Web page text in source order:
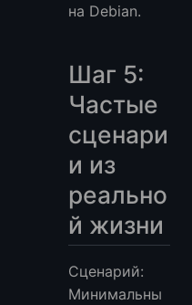
на Debian.
Шаг 5:
Частые
сценари
и из
реально
й жизни
Сценарий:
Минимальны